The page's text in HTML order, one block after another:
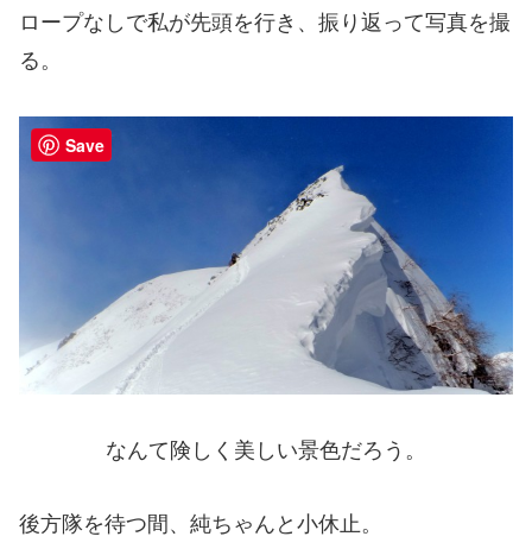
ロープなしで私が先頭を行き、振り返って写真を撮
る。
なんて険しく美しい景色だろう。
後方隊を待つ間、純ちゃんと小休止。
Save